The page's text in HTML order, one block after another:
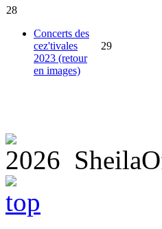
28
Concerts des
cez'tivales
2023 (retour
en images)
29
2026